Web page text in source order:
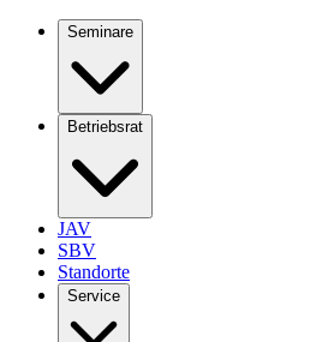
Seminare
Betriebsrat
JAV
SBV
Standorte
Service